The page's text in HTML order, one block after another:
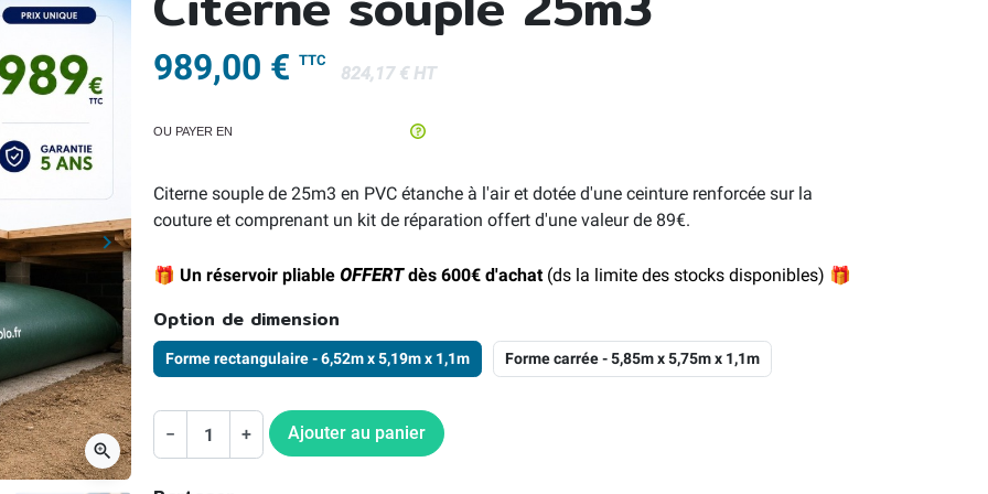
Suivant
keyboard_arrow_right
zoom_in
989,00 € TTC
824,17 € HT
OU PAYER EN
Citerne souple de 25m3 en PVC étanche à l'air et dotée d'une ceinture renforcée sur la
couture et comprenant un kit de réparation offert d'une valeur de 89€.
🎁 Un réservoir pliable OFFERTdès 600€ d'achat (ds la limite des stocks disponibles) 🎁
Option de dimension
Forme rectangulaire - 6,52m x 5,19m x 1,1m Forme carrée - 5,85m x 5,75m x 1,1m
− + Ajouter au panier